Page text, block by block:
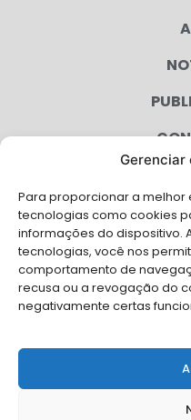
Gerenciar
Para proporcionar a melhor
tecnologias como cookies
informações do dispositivo.
tecnologias, você nos
comportamento de
recusa ou a revogação do
negativamente certas
FALE
Solicite Apoio